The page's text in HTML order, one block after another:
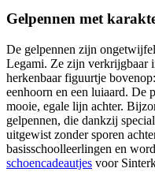
Gelpennen met
De gelpennen zijn
Legami. Ze zijn verkrijgbaar
herkenbaar figuurtje
eenhoorn en een luiaard. De
mooie, egale lijn achter.
gelpennen, die dankzij
uitgewist zonder sporen
basisschoolleerlingen en
schoencadeautjes voor